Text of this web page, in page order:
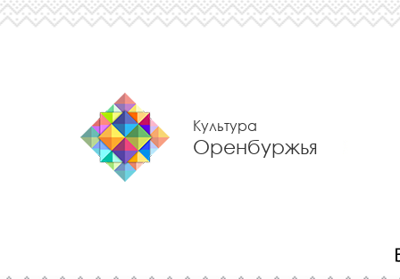
Культура
Оренбуржья